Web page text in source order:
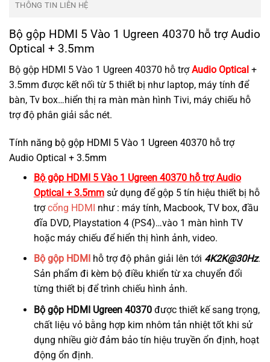
THÔNG TIN LIÊN HỆ
Bộ gộp HDMI 5 Vào 1 Ugreen 40370 hỗ trợ Audio
Optical + 3.5mm
Bộ gộp HDMI 5 Vào 1 Ugreen 40370 hỗ trợAudio Optical +
3.5mm được kết nối từ 5 thiết bị như laptop, máy tính để
bàn, Tv box…hiển thị ra màn màn hình Tivi, máy chiếu hỗ
trợ độ phân giải sắc nét.
Tính năng bộ gộp HDMI 5 Vào 1 Ugreen 40370 hỗ trợ
Audio Optical + 3.5mm
Bộ gộp HDMI 5 Vào 1 Ugreen 40370 hỗ trợ Audio
Optical + 3.5mmsử dụng để gộp 5 tín hiệu thiết bị hỗ
trợcổng HDMI như : máy tính, Macbook, TV box, đầu
đĩa DVD, Playstation 4 (PS4)…vào 1 màn hình TV
hoặc máy chiếu để hiển thị hình ảnh, video.
Bộ gộp HDMI hỗ trợ độ phân giải lên tới 4K2K@30Hz.
Sản phẩm đi kèm bộ điều khiển từ xa chuyển đổi
từng thiết bị để trình chiếu hình ảnh.
Bộ gộp HDMI Ugreen 40370được thiết kế sang trọng,
chất liệu vỏ bằng hợp kim nhôm tản nhiệt tốt khi sử
dụng nhiều giờ đảm bảo tín hiệu truyền ổn định, hoạt
động ổn định.